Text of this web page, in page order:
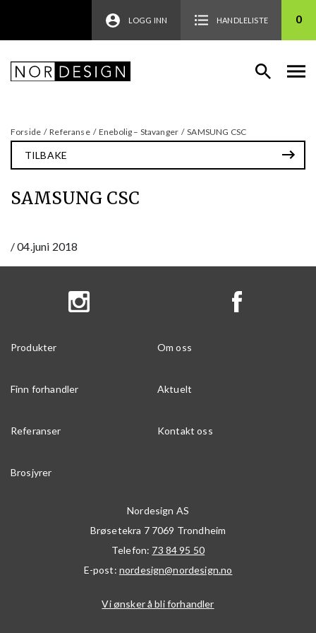
LOGG INN HANDLELISTE 0
Forside / Referanse / Enebolig – Stavanger / SAMSUNG CSC
TILBAKE
SAMSUNG CSC
/04.juni 2018
Produkter Om oss
Finn forhandler Aktuelt
Referanser Kontakt oss
Brosjyrer
Nordesign AS
Brøsetekra 7 7069 Trondheim
Telefon: 73 84 95 50
E-post: nordesign@nordesign.no
Vi ønsker å bli forhandler